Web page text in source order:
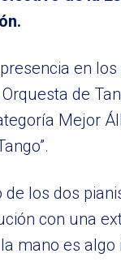
en
de
Mejor
los dos
con una
mano es